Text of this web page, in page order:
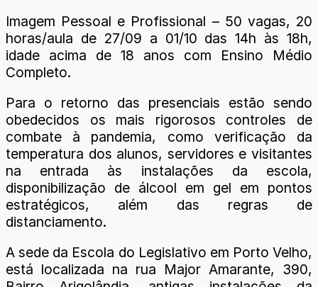
Imagem Pessoal e Profissional – 50 vagas, 20
horas/aula de 27/09 a 01/10 das 14h às 18h,
idade acima de 18 anos com Ensino Médio
Completo.
Para o retorno das presenciais estão sendo
obedecidos os mais rigorosos controles de
combate à pandemia, como verificação da
temperatura dos alunos, servidores e visitantes
na entrada às instalações da escola,
disponibilização de álcool em gel em pontos
estratégicos, além das regras de
distanciamento.
A sede da Escola do Legislativo em Porto Velho,
está localizada na rua Major Amarante, 390,